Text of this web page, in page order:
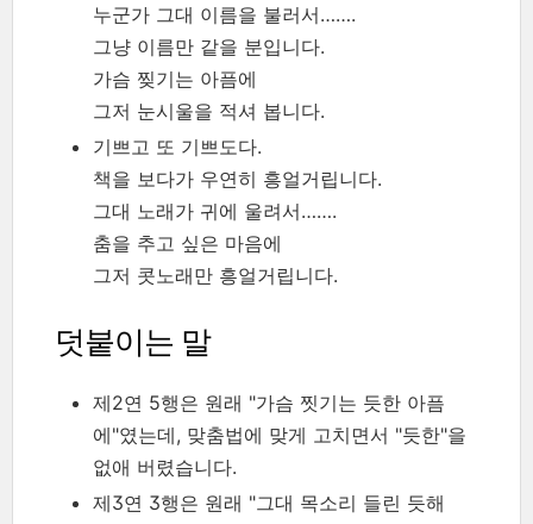
누군가 그대 이름을 불러서…….
그냥 이름만 같을 분입니다.
가슴 찢기는 아픔에
그저 눈시울을 적셔 봅니다.
기쁘고 또 기쁘도다.
책을 보다가 우연히 흥얼거립니다.
그대 노래가 귀에 울려서…….
춤을 추고 싶은 마음에
그저 콧노래만 흥얼거립니다.
덧붙이는 말
제2연 5행은 원래 "가슴 찟기는 듯한 아픔
에"였는데, 맞춤법에 맞게 고치면서 "듯한"을
없애 버렸습니다.
제3연 3행은 원래 "그대 목소리 들린 듯해